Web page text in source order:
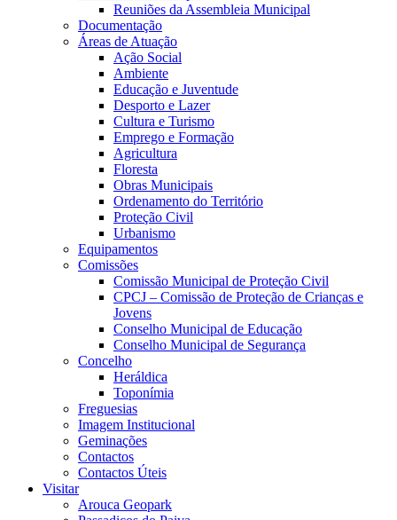
Reuniões da Assembleia Municipal
Documentação
Áreas de Atuação
Ação Social
Ambiente
Educação e Juventude
Desporto e Lazer
Cultura e Turismo
Emprego e Formação
Agricultura
Floresta
Obras Municipais
Ordenamento do Território
Proteção Civil
Urbanismo
Equipamentos
Comissões
Comissão Municipal de Proteção Civil
CPCJ – Comissão de Proteção de Crianças e
Jovens
Conselho Municipal de Educação
Conselho Municipal de Segurança
Concelho
Heráldica
Toponímia
Freguesias
Imagem Institucional
Geminações
Contactos
Contactos Úteis
Visitar
Arouca Geopark